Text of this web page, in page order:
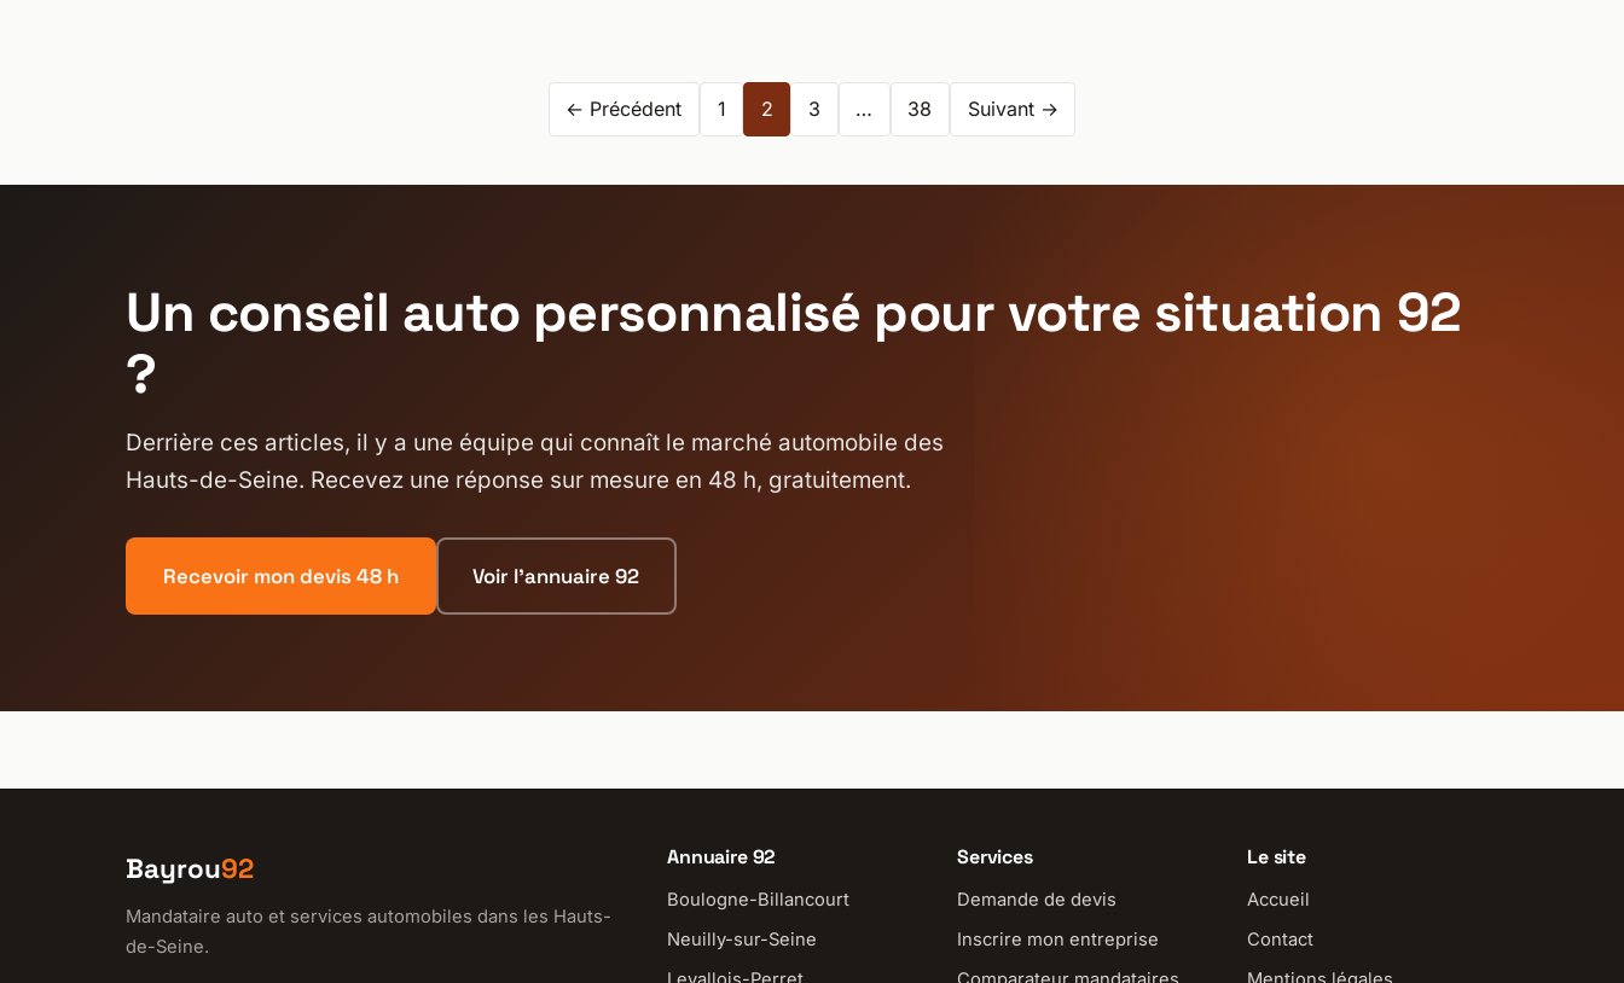
Pagination
des
publications
← Précédent 1 2 3 … 38 Suivant →
Un conseil auto personnalisé pour votre situation 92
?
Derrière ces articles, il y a une équipe qui connaît le marché automobile des
Hauts-de-Seine. Recevez une réponse sur mesure en 48 h, gratuitement.
Recevoir mon devis 48 h Voir l'annuaire 92
Bayrou92
Mandataire auto et services automobiles dans les Hauts-
de-Seine.
Annuaire 92
Boulogne-Billancourt
Neuilly-sur-Seine
Services
Demande de devis
Inscrire mon entreprise
Le site
Accueil
Contact